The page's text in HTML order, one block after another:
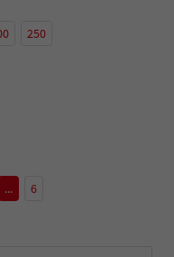
250
... 6